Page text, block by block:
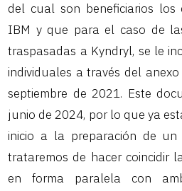
del cual son beneficiarios los
IBM y que para el caso de
traspasadas a Kyndryl, se le
individuales a través del
septiembre de 2021. Este
junio de 2024, por lo que ya
inicio a la preparación de
trataremos de hacer coincidir
en forma paralela con